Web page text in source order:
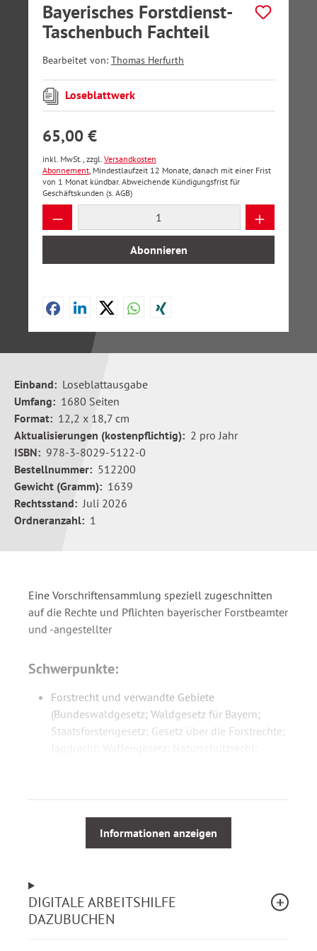
Bayerisches Forstdienst-
Taschenbuch Fachteil
Bearbeitet von: Thomas Herfurth
Loseblattwerk
65,00 €
inkl. MwSt., zzgl. Versandkosten
Abonnement, Mindestlaufzeit 12 Monate, danach mit einer Frist
von 1 Monat kündbar. Abweichende Kündigungsfrist für
Geschäftskunden (s. AGB)
Produkt Anzahl: Gib den gewünschten
Abonnieren
Einband: Loseblattausgabe
Umfang: 1680 Seiten
Format: 12,2 x 18,7 cm
Aktualisierungen (kostenpflichtig): 2 pro Jahr
ISBN: 978-3-8029-5122-0
Bestellnummer: 512200
Gewicht (Gramm): 1639
Rechtsstand: Juli 2026
Ordneranzahl: 1
Eine Vorschriftensammlung speziell zugeschnitten
auf die Rechte und Pflichten bayerischer Forstbeamter
und -angestellter
Schwerpunkte:
Forstrecht und verwandte Gebiete
(Bundeswaldgesetz; Waldgesetz für Bayern;
Staatsforstengesetz; Gesetz über die Forstrechte;
Dienstrecht (Verordnung über die Jäger- und
Falknerprüfung; Forstzulassungsgesetz; Vergabe
von Praktikantenplätzen; forstspezifische
Organisationsteil (Forstorganisationsgesetz;
Verordnung über die Ämter für Ernährung,
Informationen anzeigen
DIGITALE ARBEITSHILFE
DAZUBUCHEN